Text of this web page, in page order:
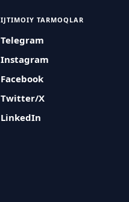
IJTIMOIY TARMOQLAR
Telegram
Instagram
Facebook
Twitter/X
LinkedIn